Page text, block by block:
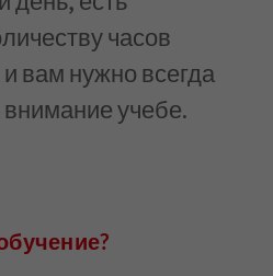
часов
вам нужно всегда
учебе.